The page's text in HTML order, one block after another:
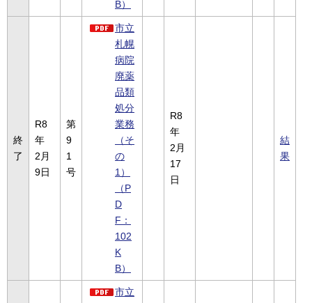
B）
終
了
R8
年
2月
9日
第
9
1
号
市立
札幌
病院
廃薬
品類
処分
業務
（そ
の
1）
（P
D
F：
102
K
B）
R8
年
2月
17
日
結
果
市立